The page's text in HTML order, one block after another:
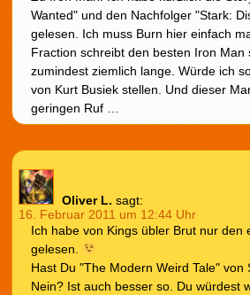
Wanted" und den Nachfolger "Stark:
gelesen. Ich muss Burn hier einfach
Fraction schreibt den besten Iron Man
zumindest ziemlich lange. Würde ich
von Kurt Busiek stellen. Und dieser
geringen Ruf …
Oliver L. sagt:
16. Februar 2011 um 12:44 Uhr
Ich habe von Kings übler Brut nur den
gelesen.
Hast Du "The Modern Weird Tale" von
Nein? Ist auch besser so. Du würdest